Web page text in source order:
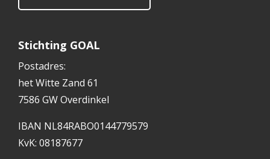
Stichting GOAL
Postadres:
het Witte Zand 61
7586 GW Overdinkel
IBAN NL84RABO0144779579
KvK: 08187677